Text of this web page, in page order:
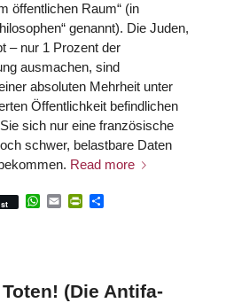
öffentlichen Raum“ (in
genannt). Die Juden,
– nur 1 Prozent der
ausmachen, sind
absoluten Mehrheit unter
Öffentlichkeit befindlichen
sich nur eine französische
schwer, belastbare Daten
Read more
WhatsApp
EmailPrintFriendly
Share
(Die Antifa-